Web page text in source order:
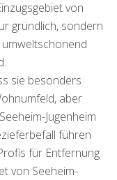
von
gründlich, sondern
sie besonders
aber
Jugenheim
führen
für Entfernung
von Seeheim-